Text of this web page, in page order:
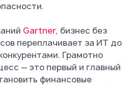
Gartner, бизнес без
переплачивает за ИТ до
Грамотно
— это первый и главный
финансовые